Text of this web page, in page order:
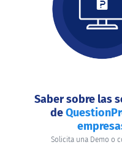
hacer
Saber sobre las
de
Solicita una Demo o